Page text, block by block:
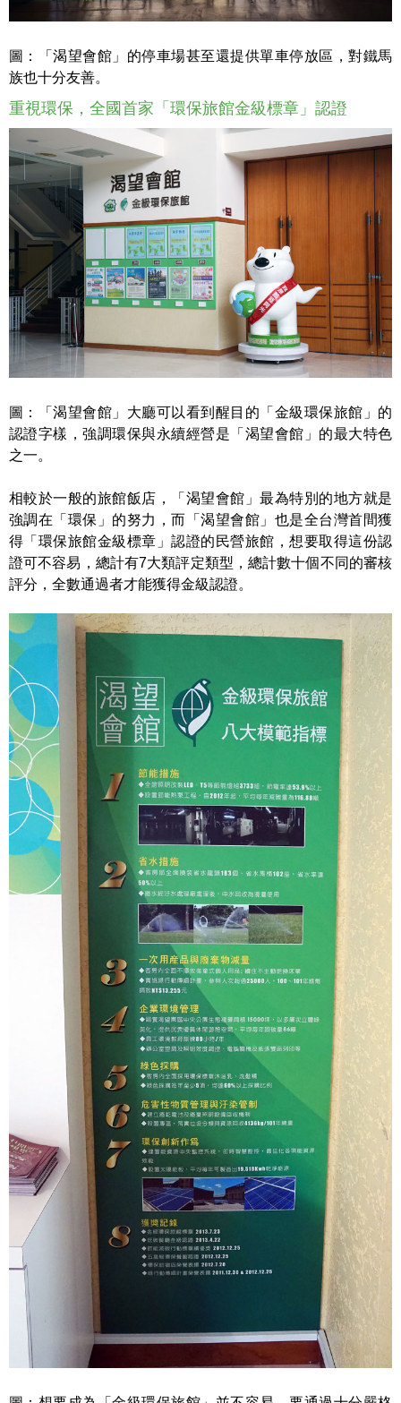
圖：「渴望會館」的停車場甚至還提供單車停放區，對鐵馬
族也十分友善。
重視環保，全國首家「環保旅館金級標章」認證
圖：「渴望會館」大廳可以看到醒目的「金級環保旅館」的
認證字樣，強調環保與永續經營是「渴望會館」的最大特色
之一。
相較於一般的旅館飯店，「渴望會館」最為特別的地方就是
強調在「環保」的努力，而「渴望會館」也是全台灣首間獲
得「環保旅館金級標章」認證的民營旅館，想要取得這份認
證可不容易，總計有7大類評定類型，總計數十個不同的審核
評分，全數通過者才能獲得金級認證。